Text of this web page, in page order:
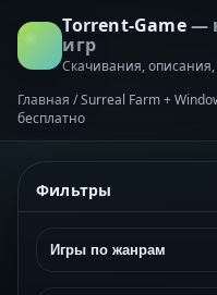
Torrent-Game—
игр
Скачивания,
Главная /Surreal Farm +
бесплатно
Фильтры
Игры по жанрам